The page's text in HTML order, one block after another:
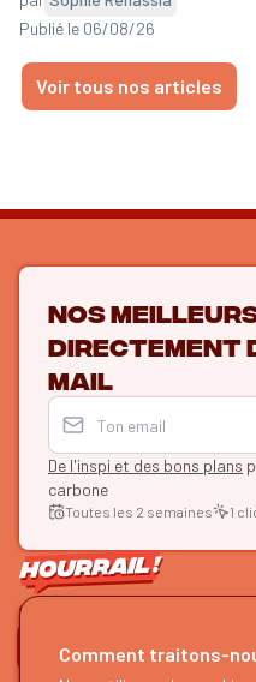
Publié le 06/08/26
Voir tous nos articles
Nos
directement
mail
De l'inspi et des bons plans
carbone
Toutes les 2 semaines 1
ON SE SUIT ?
Comment traitons-